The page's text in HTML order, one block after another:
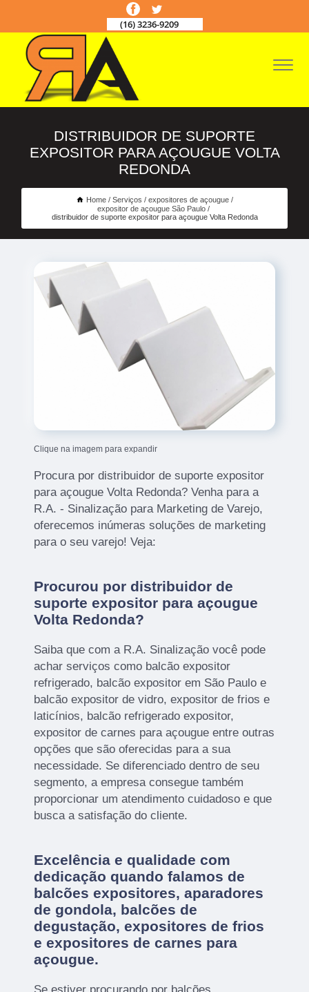
(16) 3236-9209
DISTRIBUIDOR DE SUPORTE
EXPOSITOR PARA AÇOUGUE VOLTA
REDONDA
Home Serviços
expositores de açougue
expositor de açougue São Paulo
distribuidor de suporte expositor para açougue Volta Redonda
Clique na imagem para expandir
Procura por distribuidor de suporte expositor
para açougue Volta Redonda? Venha para a
R.A. - Sinalização para Marketing de Varejo,
oferecemos inúmeras soluções de marketing
para o seu varejo! Veja:
Procurou por distribuidor de
suporte expositor para açougue
Volta Redonda?
Saiba que com a R.A. Sinalização você pode
achar serviços como balcão expositor
refrigerado, balcão expositor em São Paulo e
balcão expositor de vidro, expositor de frios e
laticínios, balcão refrigerado expositor,
expositor de carnes para açougue entre outras
opções que são oferecidas para a sua
necessidade. Se diferenciado dentro de seu
segmento, a empresa consegue também
proporcionar um atendimento cuidadoso e que
busca a satisfação do cliente.
Excelência e qualidade com
dedicação quando falamos de
balcões expositores, aparadores
de gondola, balcões de
degustação, expositores de frios
e expositores de carnes para
açougue.